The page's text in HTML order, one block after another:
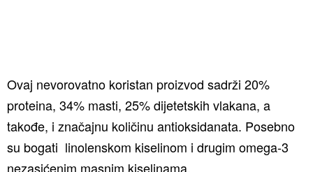
Ovaj nevorovatno koristan proizvod sadrži 20%
proteina, 34% masti, 25% dijetetskih vlakana, a
takođe, i značajnu količinu antioksidanata. Posebno
su bogati linolenskom kiselinom i drugim omega-3
nezasićenim masnim kiselinama.